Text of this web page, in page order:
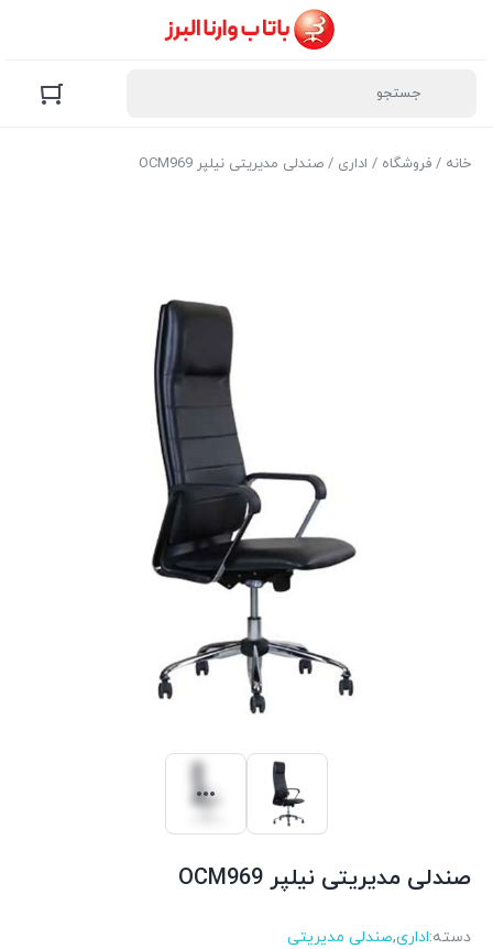
خانه / فروشگاه / اداری / صندلی مدیریتی نیلپر OCM969
صندلی مدیریتی نیلپر OCM969
دسته:اداری,صندلی مدیریتی